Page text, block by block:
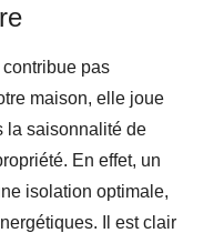
pas
maison, elle joue
la saisonnalité de
En effet, un
isolation optimale,
Il est clair